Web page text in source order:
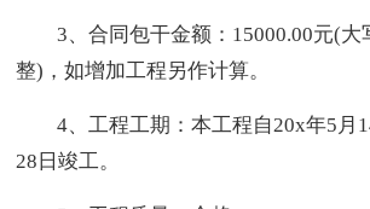
3、合同包干金额：15000.00元(大
整)，如增加工程另作计算。
4、工程工期：本工程自20x年5月
28日竣工。